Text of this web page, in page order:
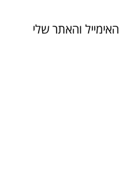
והאתר שלי